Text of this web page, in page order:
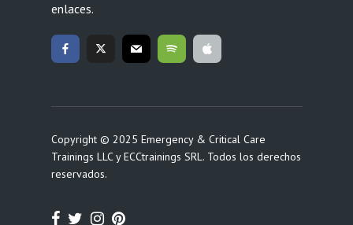
enlaces.
Copyright © 2025 Emergency & Critical Care
Trainings LLC y ECCtrainings SRL. Todos los derechos
reservados.